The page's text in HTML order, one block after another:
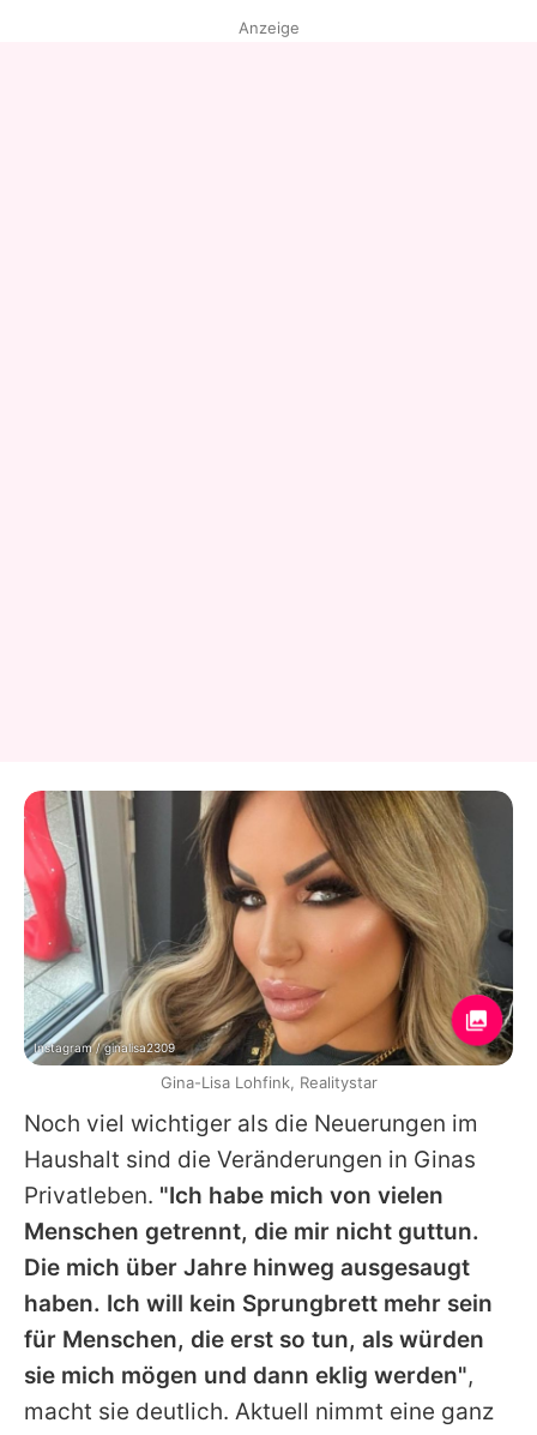
Noch viel wichtiger als die Neuerungen im
Haushalt sind die Veränderungen in Ginas
Privatleben. "Ich habe mich von vielen
Menschen getrennt, die mir nicht guttun.
Die mich über Jahre hinweg ausgesaugt
haben. Ich will kein Sprungbrett mehr sein
für Menschen, die erst so tun, als würden
sie mich mögen und dann eklig werden",
macht sie deutlich. Aktuell nimmt eine ganz
Anzeige
Instagram / ginalisa2309
Gina-Lisa Lohfink, Realitystar